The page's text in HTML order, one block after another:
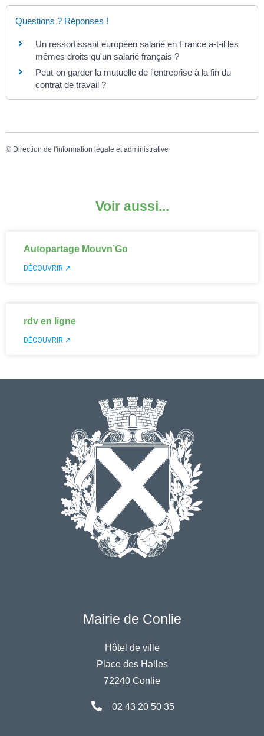
Questions ? Réponses !
Un ressortissant européen salarié en France a-t-il les
mêmes droits qu'un salarié français ?
Peut-on garder la mutuelle de l'entreprise à la fin du
contrat de travail ?
© Direction de l'information légale et administrative
Voir aussi...
Autopartage Mouvn’Go
DÉCOUVRIR ↗
rdv en ligne
DÉCOUVRIR ↗
Mairie de Conlie
Hôtel de ville
Place des Halles
72240 Conlie
02 43 20 50 35